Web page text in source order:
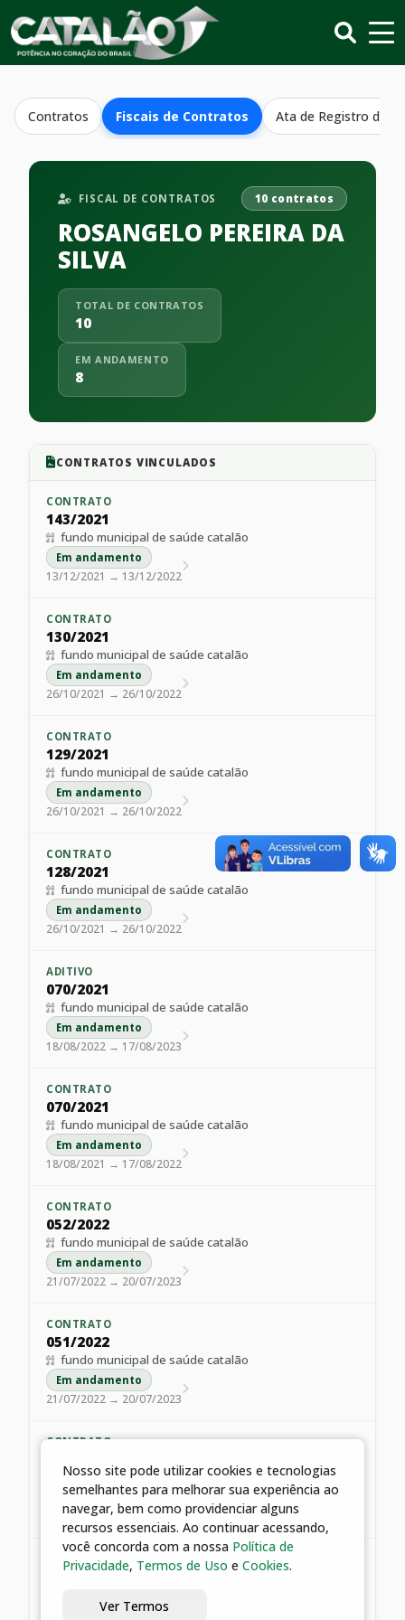
Contratos Fiscais de Contratos Ata de Registro de
FISCAL DE CONTRATOS 10 contratos
ROSANGELO PEREIRA DA
SILVA
TOTAL DE CONTRATOS
10
EM ANDAMENTO
8
CONTRATOS VINCULADOS
CONTRATO
143/2021
fundo municipal de saúde catalão
Em andamento
13/12/2021 → 13/12/2022
CONTRATO
130/2021
fundo municipal de saúde catalão
Em andamento
26/10/2021 → 26/10/2022
CONTRATO
129/2021
fundo municipal de saúde catalão
Em andamento
26/10/2021 → 26/10/2022
CONTRATO
128/2021
fundo municipal de saúde catalão
Em andamento
26/10/2021 → 26/10/2022
ADITIVO
070/2021
fundo municipal de saúde catalão
Em andamento
18/08/2022 → 17/08/2023
CONTRATO
070/2021
fundo municipal de saúde catalão
Em andamento
18/08/2021 → 17/08/2022
CONTRATO
052/2022
fundo municipal de saúde catalão
Em andamento
21/07/2022 → 20/07/2023
CONTRATO
051/2022
fundo municipal de saúde catalão
Em andamento
21/07/2022 → 20/07/2023
CONTRATO
fundo municipal de saúde catalão
Em Vigor
22/06/2022 → 22/06/2023
CONTRATO
Em Vigor
Nosso site pode utilizar cookies e tecnologias
semelhantes para melhorar sua experiência ao
navegar, bem como providenciar alguns
recursos essenciais. Ao continuar acessando,
você concorda com a nossa Política de
Privacidade, Termos de Uso e Cookies.
Ver Termos